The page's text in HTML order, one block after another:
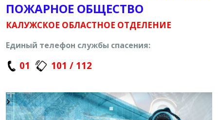
ПОЖАРНОЕ ОБЩЕСТВО
КАЛУЖСКОЕ ОБЛАСТНОЕ ОТДЕЛЕНИЕ
Единый телефон службы спасения:
01 101 / 112